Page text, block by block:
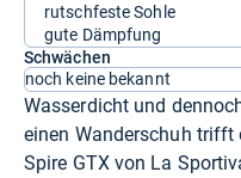
rutschfeste Sohle
gute Dämpfung
Schwächen
noch keine bekannt
Wasserdicht und
einen Wanderschuh trifft
Spire GTX von La